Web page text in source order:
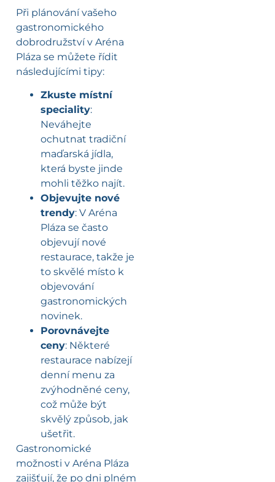
Při plánování vašeho
gastronomického
dobrodružství v Aréna
Pláza se můžete řídit
následujícími tipy:
Zkuste místní
speciality:
Neváhejte
ochutnat tradiční
maďarská jídla,
která byste jinde
mohli těžko najít.
Objevujte nové
trendy: V Aréna
Pláza se často
objevují nové
restaurace, takže je
to skvělé místo k
objevování
gastronomických
novinek.
Porovnávejte
ceny: Některé
restaurace nabízejí
denní menu za
zvýhodněné ceny,
což může být
skvělý způsob, jak
ušetřit.
Gastronomické
možnosti v Aréna Pláza
zajišťují, že po dni plném